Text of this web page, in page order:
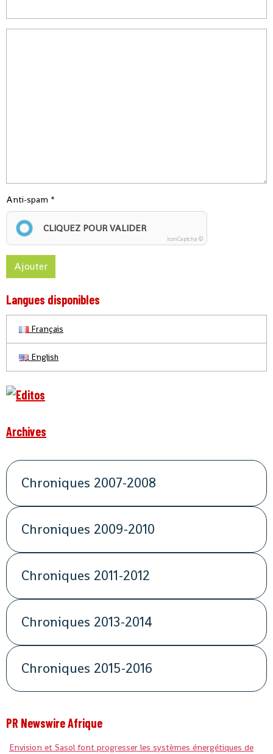
Anti-spam
CLIQUEZ POUR VALIDER
IconCaptcha ©
Ajouter
Langues disponibles
Français
English
Archives
Chroniques 2007-2008
Chroniques 2009-2010
Chroniques 2011-2012
Chroniques 2013-2014
Chroniques 2015-2016
PR Newswire Afrique
Envision et Sasol font progresser les systèmes énergétiques de